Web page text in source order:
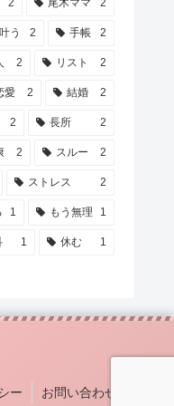
2 尾木ママ 2
叶う 2 手帳 2
2 リスト 2
愛 2 結婚 2
2 長所 2
2 スルー 2
ストレス 2
1 もう無理 1
1 休む 1
ー お問い合わせ